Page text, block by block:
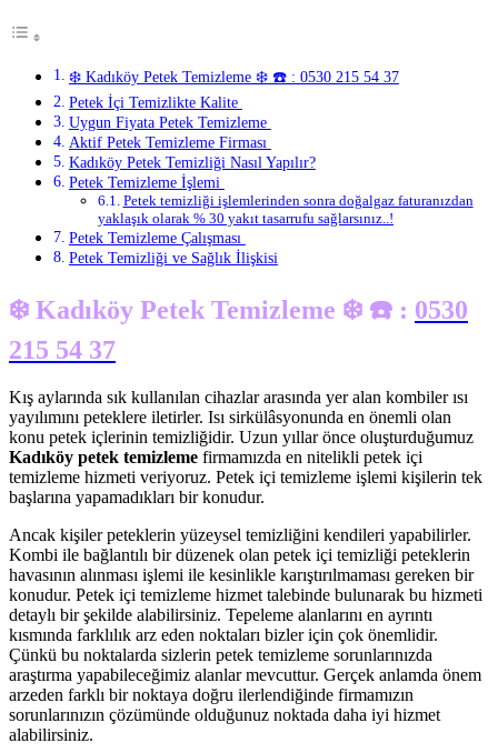
❄️ Kadıköy Petek Temizleme ❄️ ☎️ : 0530 215 54 37
Petek İçi Temizlikte Kalite
Uygun Fiyata Petek Temizleme
Aktif Petek Temizleme Firması
Kadıköy Petek Temizliği Nasıl Yapılır?
Petek Temizleme İşlemi
Petek temizliği işlemlerinden sonra doğalgaz faturanızdan
yaklaşık olarak % 30 yakıt tasarrufu sağlarsınız..!
Petek Temizleme Çalışması
Petek Temizliği ve Sağlık İlişkisi
❄️ Kadıköy Petek Temizleme ❄️ ☎️ : 0530
215 54 37
Kış aylarında sık kullanılan cihazlar arasında yer alan kombiler ısı
yayılımını peteklere iletirler. Isı sirkülâsyonunda en önemli olan
konu petek içlerinin temizliğidir. Uzun yıllar önce oluşturduğumuz
Kadıköy petek temizleme firmamızda en nitelikli petek içi
temizleme hizmeti veriyoruz. Petek içi temizleme işlemi kişilerin tek
başlarına yapamadıkları bir konudur.
Ancak kişiler peteklerin yüzeysel temizliğini kendileri yapabilirler.
Kombi ile bağlantılı bir düzenek olan petek içi temizliği peteklerin
havasının alınması işlemi ile kesinlikle karıştırılmaması gereken bir
konudur. Petek içi temizleme hizmet talebinde bulunarak bu hizmeti
detaylı bir şekilde alabilirsiniz. Tepeleme alanlarını en ayrıntı
kısmında farklılık arz eden noktaları bizler için çok önemlidir.
Çünkü bu noktalarda sizlerin petek temizleme sorunlarınızda
araştırma yapabileceğimiz alanlar mevcuttur. Gerçek anlamda önem
arzeden farklı bir noktaya doğru ilerlendiğinde firmamızın
sorunlarınızın çözümünde olduğunuz noktada daha iyi hizmet
alabilirsiniz.